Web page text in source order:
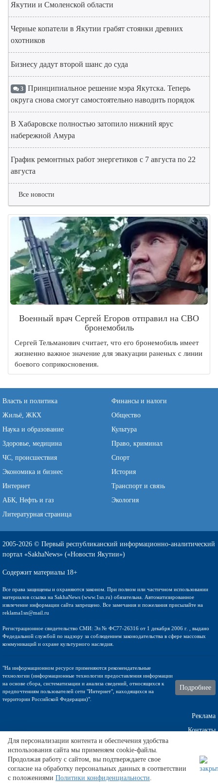
Якутии и Смоленской области
Черные копатели в Якутии грабят стоянки древних
охотников
Бизнесу дадут второй шанс до суда
3 Принципиальное решение мэра Якутска. Теперь
округа снова смогут самостоятельно наводить порядок
В Хабаровске полностью затопило нижний ярус
набережной Амура
График ремонтных работ энергетиков с 7 августа по 22
августа
Все новости
Военный врач Сергей Егоров отправил на СВО
бронемобиль
Сергей Тельманович считает, что его бронемобиль имеет
жизненно важное значение для эвакуации раненых с линии
боевого соприкосновения.
Власть и политика
Финансы и налоги
Жильё, ЖКХ
Общество
Наука и образование
Культура
Здоровье, медицина
Право, криминал
ЧС, происшествия
Спорт
Экономика и бизнес
История
Интернет
Транспорт и связь
АБК, Нефть и газ
Экология
Литературная страница
2005-2026 © Первый республиканский информационно-аналитический
портал «SakhaNews» («Новости Якутии»)
Содержит материалы 18+
Все права защищены и охраняются законом. При полном или частичном использовании
материалов ссылка на SakhaNews (www.1sn.ru) обязательна. Автоматизированное
извлечение информации сайта запрещено. Все замечания и пожелания присылайте на
reklama1sn@mail.ru
Регистрационное свидетельство СМИ: Эл № ФС77-26316 от 1 декабря 2006 г. , выдано
Федедальной службой по надзору за соблюдением законодательства в сфере массовых
коммуникаций и охране культурного наследия.
"На информационном ресурсе применяются рекомендательные
технологии (информационные технологии предоставления информации
на основе сбора, систематизации и анализа сведений, относящихся к
предпочтениям пользователей сети "Интернет", находящихся на
территории Российской Федерации)".
Подробнее
Реклама
Контакты
Техническа поддержка
Для персонализации контента и обеспечения удобства
использования сайта мы применяем cookie-файлы.
Продолжая работу с сайтом, вы подтверждаете свое
согласие на обработку персональных данных в соответствии
с положениями Политики конфиденциальности.